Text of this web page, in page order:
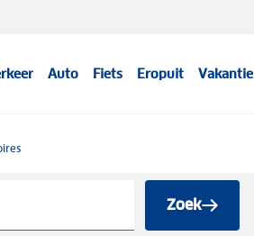
Auto Fiets Eropuit Vakantie
Zoek